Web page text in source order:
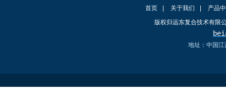
首页 关于我们
产品
版权归远东复合技术有限
地址：中国江